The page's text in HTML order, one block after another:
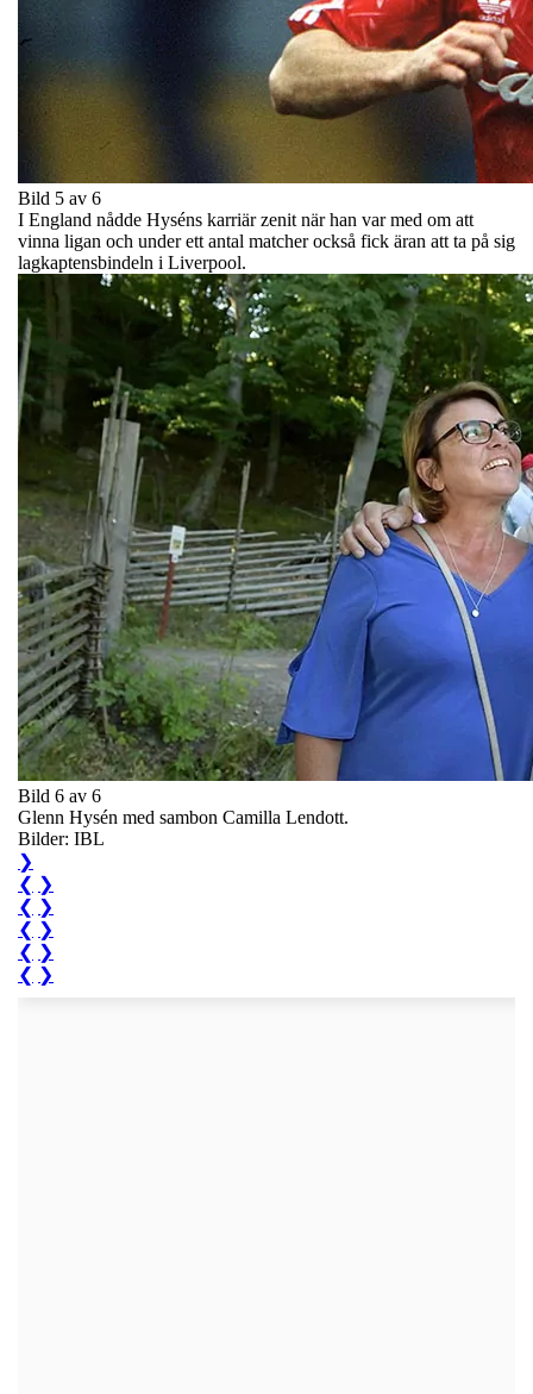
Bild 5 av 6
I England nådde Hyséns karriär zenit när han var med om att
vinna ligan och under ett antal matcher också fick äran att ta på sig
lagkaptensbindeln i Liverpool.
Bild 6 av 6
Glenn Hysén med sambon Camilla Lendott.
Bilder: IBL
❯
❮ ❯
❮ ❯
❮ ❯
❮ ❯
❮ ❯